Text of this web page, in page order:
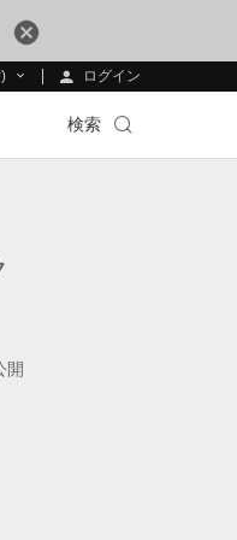
ログイン
検索
開